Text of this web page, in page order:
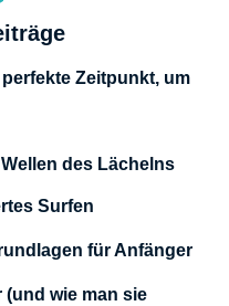
Zeitpunkt, um
des Lächelns
Surfen
für Anfänger
(und wie man sie